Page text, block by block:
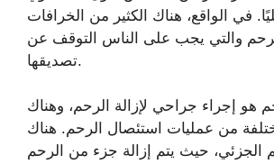
في الواقع، هناك الكثير من الخرافات
والتي يجب على الناس التوقف عن
تصديقها.
هو إجراء جراحي لإزالة الرحم، وهناك
من عمليات استئصال الرحم. هناك
الجزئي، حيث يتم إزالة جزء من الرحم